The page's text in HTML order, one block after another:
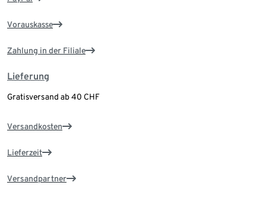
Vorauskasse
Zahlung in der Filiale
Lieferung
Gratisversand ab 40 CHF
Versandkosten
Lieferzeit
Versandpartner